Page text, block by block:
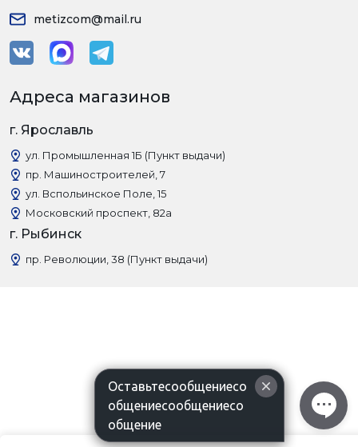
metizcom@mail.ru
Адреса магазинов
г. Ярославль
ул. Промышленная 1Б (Пункт выдачи)
пр. Машиностроителей, 7
ул. Вспольинское Поле, 15
Московский проспект, 82а
г. Рыбинск
пр. Революции, 38 (Пункт выдачи)
Оставьтесообщениесо
общениесообщениесо
общение